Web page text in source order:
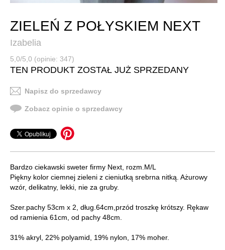
ZIELEŃ Z POŁYSKIEM NEXT
Izabelia
5,0/5,0 (opinie: 347)
TEN PRODUKT ZOSTAŁ JUŻ SPRZEDANY
Napisz do sprzedawcy
Zobacz opinie o sprzedawcy
Bardzo ciekawski sweter firmy Next, rozm.M/L
Piękny kolor ciemnej zieleni z cieniutką srebrna nitką. Ażurowy
wzór, delikatny, lekki, nie za gruby.
Szer.pachy 53cm x 2, dług.64cm,przód troszkę krótszy. Rękaw
od ramienia 61cm, od pachy 48cm.
31% akryl, 22% polyamid, 19% nylon, 17% moher.